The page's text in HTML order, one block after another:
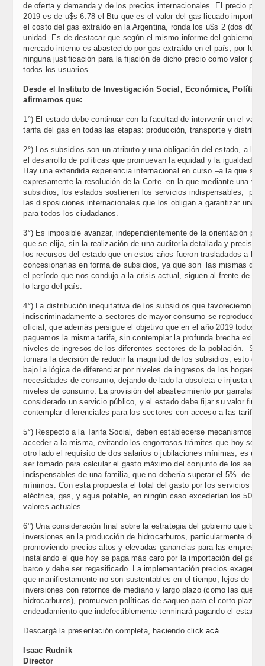
de oferta y demanda y de los precios internacionales. El precio
2019 es de u$s 6.78 el Btu que es el valor del gas licuado
el costo del gas extraído en la Argentina, ronda los u$s 2 (dos
unidad. Es de destacar que según el mismo informe del gobierno,
mercado interno es abastecido por gas extraído en el país, por lo
ninguna justificación para la fijación de dicho precio como valor
todos los usuarios.
Desde el Instituto de Investigación Social, Económica, Política
afirmamos que:
1°) El estado debe continuar con la facultad de intervenir en el
tarifa del gas en todas las etapas: producción, transporte y
2°) Los subsidios son un atributo y una obligación del estado, a la
el desarrollo de políticas que promuevan la equidad y la igualdad
Hay una extendida experiencia internacional en curso –a la que se
expresamente la resolución de la Corte- en la que mediante una
subsidios, los estados sostienen los servicios indispensables,
las disposiciones internacionales que los obligan a garantizar una
para todos los ciudadanos.
3°) Es imposible avanzar, independientemente de la orientación
que se elija, sin la realización de una auditoría detallada y precisa
los recursos del estado que en estos años fueron trasladados a las
concesionarias en forma de subsidios, ya que son las mismas que
el período que nos condujo a la crisis actual, siguen al frente de
lo largo del país.
4°) La distribución inequitativa de los subsidios que favorecieron
indiscriminadamente a sectores de mayor consumo se reproduce
oficial, que además persigue el objetivo que en el año 2019 todos
paguemos la misma tarifa, sin contemplar la profunda brecha
niveles de ingresos de los diferentes sectores de la población. Si
tomara la decisión de reducir la magnitud de los subsidios, esto
bajo la lógica de diferenciar por niveles de ingresos de los hogares
necesidades de consumo, dejando de lado la obsoleta e injusta
niveles de consumo. La provisión del abastecimiento por garrafas
considerado un servicio público, y el estado debe fijar su valor
contemplar diferenciales para los sectores con acceso a las tarifas
5°) Respecto a la Tarifa Social, deben establecerse mecanismos
acceder a la misma, evitando los engorrosos trámites que hoy se
otro lado el requisito de dos salarios o jubilaciones mínimas, es un
ser tomado para calcular el gasto máximo del conjunto de los
indispensables de una familia, que no debería superar el 5% de
mínimos. Con esta propuesta el total del gasto por los servicios de
eléctrica, gas, y agua potable, en ningún caso excederían los 500/
valores actuales.
6°) Una consideración final sobre la estrategia del gobierno que
inversiones en la producción de hidrocarburos, particularmente de
promoviendo precios altos y elevadas ganancias para las
instalando el que hoy se paga más caro por la importación del gas
barco y debe ser regasificado. La implementación precios
que manifiestamente no son sustentables en el tiempo, lejos de
inversiones con retornos de mediano y largo plazo (como las que
hidrocarburos), promueven políticas de saqueo para el corto plazo,
endeudamiento que indefectiblemente terminará pagando el estado.
Descargá la presentación completa, haciendo clickacá.
Isaac Rudnik
Director